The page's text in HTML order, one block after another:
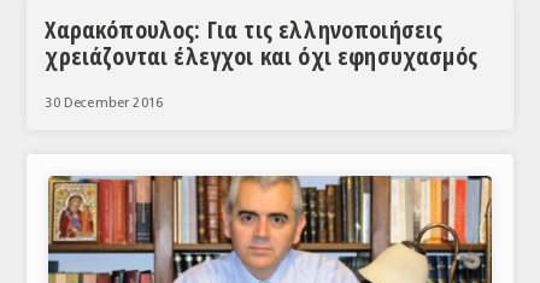
ΣΥΝΕΝΤΕΥΞΕΙΣ
ΘΕΜΑΤΑ
ΚΟΣΜΟΣ
ΕΙΔΗΣΕΙΣ
Χαρακόπουλος: Για τις ελληνοποιήσεις
χρειάζονται έλεγχοι και όχι εφησυχασμός
30 December 2016